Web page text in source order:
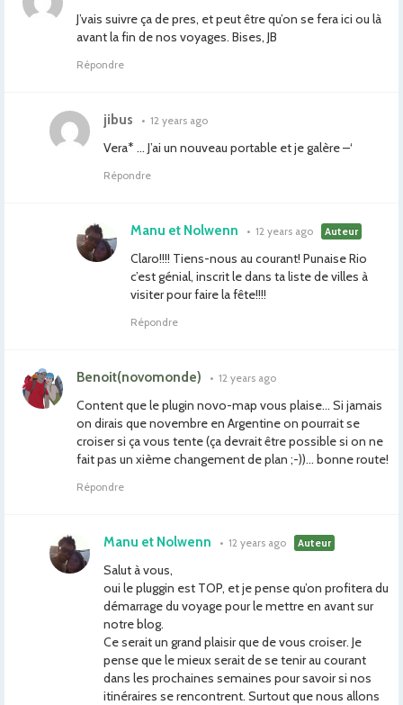
J’vais suivre ça de pres, et peut être qu’on se fera ici ou là
avant la fin de nos voyages. Bises, JB
Répondre
jibus • 12 years ago
Vera* … J’ai un nouveau portable et je galère –‘
Répondre
Manu et Nolwenn • 12 years ago Auteur
Claro!!!! Tiens-nous au courant! Punaise Rio
c’est génial, inscrit le dans ta liste de villes à
visiter pour faire la fête!!!!
Répondre
Benoit(novomonde) • 12 years ago
Content que le plugin novo-map vous plaise… Si jamais
on dirais que novembre en Argentine on pourrait se
croiser si ça vous tente (ça devrait être possible si on ne
fait pas un xième changement de plan ;-))… bonne route!
Répondre
Manu et Nolwenn • 12 years ago Auteur
Salut à vous,
oui le pluggin est TOP, et je pense qu’on profitera du
démarrage du voyage pour le mettre en avant sur
notre blog.
Ce serait un grand plaisir que de vous croiser. Je
pense que le mieux serait de se tenir au courant
dans les prochaines semaines pour savoir si nos
itinéraires se rencontrent. Surtout que nous allons